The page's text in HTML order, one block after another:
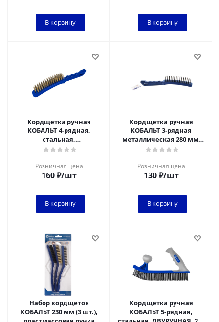
В корзину В корзину
Кордщетка ручная
КОБАЛЬТ 4-рядная,
стальная,
латунированная, 270 мм,
Розничная цена
160₽/шт
В корзину
Кордщетка ручная
КОБАЛЬТ 3-рядная
металлическая 280 мм,
пластмассовая ручка*
Розничная цена
130₽/шт
В корзину
Набор кордщеток
КОБАЛЬТ 230 мм (3 шт.),
Кордщетка ручная
КОБАЛЬТ 5-рядная,